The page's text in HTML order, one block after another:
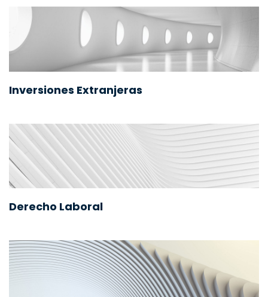
Inversiones Extranjeras
Derecho Laboral